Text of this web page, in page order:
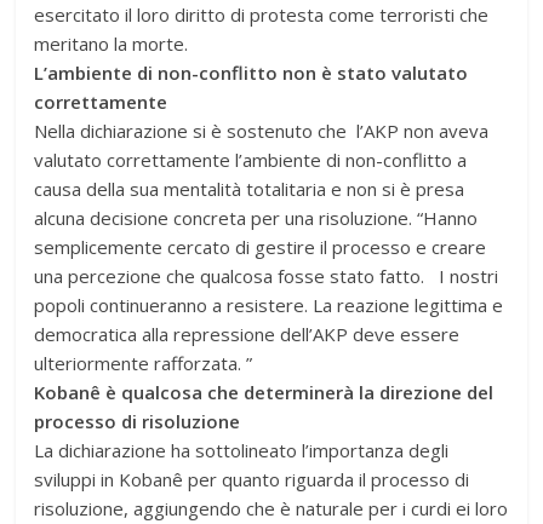
esercitato il loro diritto di protesta come terroristi che
meritano la morte.
L’ambiente di non-conflitto non è stato valutato
correttamente
Nella dichiarazione si è sostenuto che l’AKP non aveva
valutato correttamente l’ambiente di non-conflitto a
causa della sua mentalità totalitaria e non si è presa
alcuna decisione concreta per una risoluzione. “Hanno
semplicemente cercato di gestire il processo e creare
una percezione che qualcosa fosse stato fatto. I nostri
popoli continueranno a resistere. La reazione legittima e
democratica alla repressione dell’AKP deve essere
ulteriormente rafforzata. ”
Kobanê è qualcosa che determinerà la direzione del
processo di risoluzione
La dichiarazione ha sottolineato l’importanza degli
sviluppi in Kobanê per quanto riguarda il processo di
risoluzione, aggiungendo che è naturale per i curdi ei loro